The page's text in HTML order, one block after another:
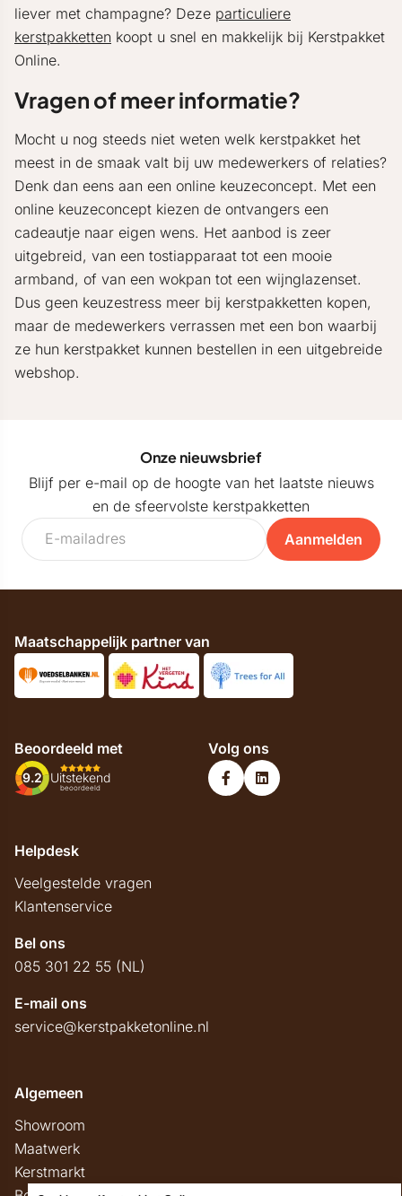
liever met champagne? Deze particuliere
kerstpakketten koopt u snel en makkelijk bij Kerstpakket
Online.
Vragen of meer informatie?
Mocht u nog steeds niet weten welk kerstpakket het
meest in de smaak valt bij uw medewerkers of relaties?
Denk dan eens aan een online keuzeconcept. Met een
online keuzeconcept kiezen de ontvangers een
cadeautje naar eigen wens. Het aanbod is zeer
uitgebreid, van een tostiapparaat tot een mooie
armband, of van een wokpan tot een wijnglazenset.
Dus geen keuzestress meer bij kerstpakketten kopen,
maar de medewerkers verrassen met een bon waarbij
ze hun kerstpakket kunnen bestellen in een uitgebreide
webshop.
Onze nieuwsbrief
Blijf per e-mail op de hoogte van het laatste nieuws
en de sfeervolste kerstpakketten
Aanmelden
Maatschappelijk partner van
Beoordeeld met
9.2 Uitstekend
beoordeeld
Volg ons
Helpdesk
Veelgestelde vragen
Klantenservice
Bel ons
085 301 22 55 (NL)
E-mail ons
service@kerstpakketonline.nl
Algemeen
Showroom
Maatwerk
Kerstmarkt